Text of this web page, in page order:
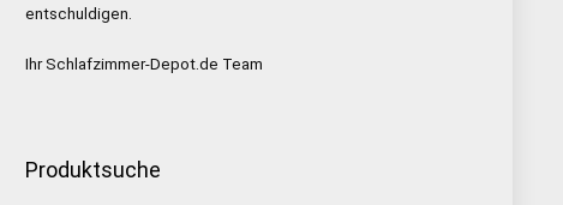
entschuldigen.
Ihr Schlafzimmer-Depot.de Team
Produktsuche